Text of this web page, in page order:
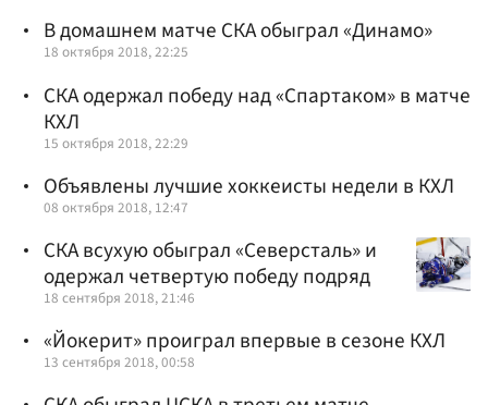
В домашнем матче СКА обыграл «Динамо»
18 октября 2018, 22:25
СКА одержал победу над «Спартаком» в матче
КХЛ
15 октября 2018, 22:29
Объявлены лучшие хоккеисты недели в КХЛ
08 октября 2018, 12:47
СКА всухую обыграл «Северсталь» и
одержал четвертую победу подряд
18 сентября 2018, 21:46
«Йокерит» проиграл впервые в сезоне КХЛ
13 сентября 2018, 00:58